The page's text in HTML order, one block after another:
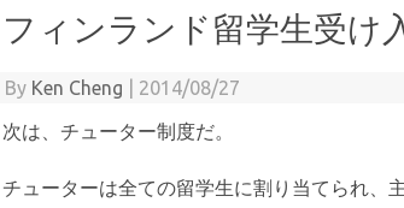
フィンランド留学生受け
By Ken Cheng 2014/08/27
次は、チューター制度だ。
チューターは全ての留学生に割り当てられ、